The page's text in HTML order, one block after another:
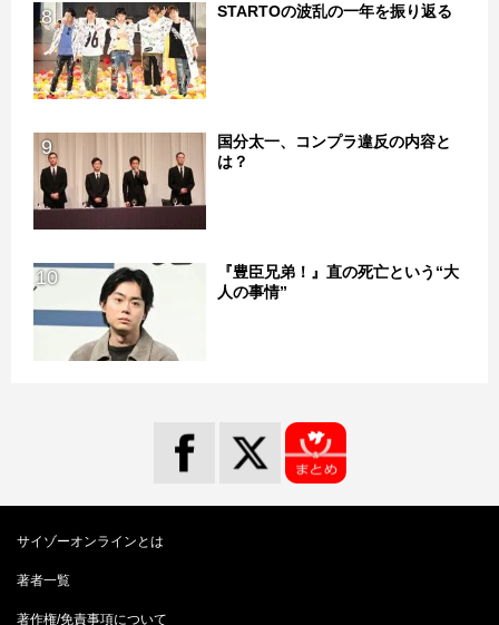
8 STARTOの波乱の一年を振り返る
9
国分太一、コンプラ違反の内容と
は？
10
『豊臣兄弟！』直の死亡という“大
人の事情”
サイゾーオンラインとは
著者一覧
著作権/免責事項について